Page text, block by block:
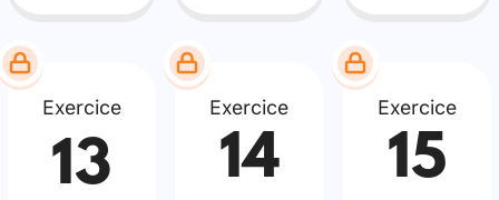
Exercice
13
Exercice
14
Exercice
15